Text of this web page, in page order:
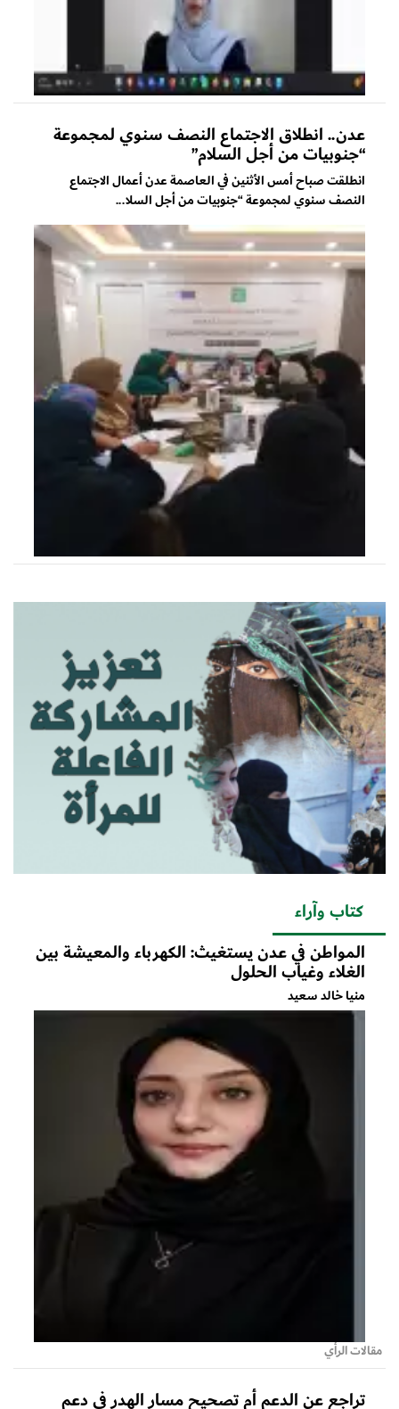
عدن.. انطلاق الاجتماع النصف سنوي لمجموعة
“جنوبيات من أجل السلام”
انطلقت صباح أمس الأثنين في العاصمة عدن أعمال الاجتماع
النصف سنوي لمجموعة “جنوبيات من أجل السلا...
كتاب وآراء
المواطن في عدن يستغيث: الكهرباء والمعيشة بين
الغلاء وغياب الحلول
منيا خالد سعيد
مقالات الرأي
تراجع عن الدعم أم تصحيح مسار الهدر في دعم